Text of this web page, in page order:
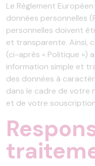
Le Règlement
données personnelles
personnelles doivent
et transparente. Ainsi,
(ci-après « Politique »)
information simple et
des données à
dans le cadre de votre
et de votre